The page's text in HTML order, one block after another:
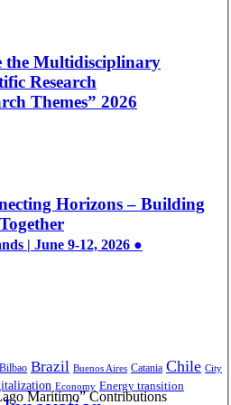
Marítimo” Contributions
the Multidisciplinary
Research
Themes” 2026
Horizons – Building
| June 9-12, 2026 ●
Bilbao Brazil Buenos Aires Catania Chile City
Economy Energy transition